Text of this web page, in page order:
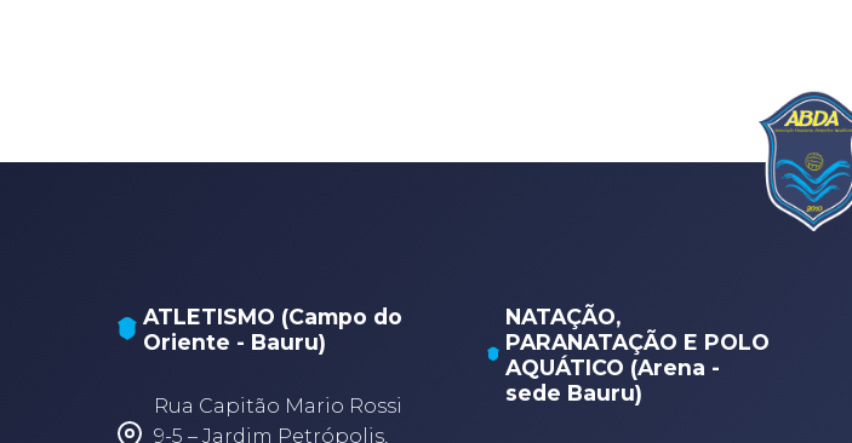
ATLETISMO (Campo do
Oriente - Bauru)
Rua Capitão Mario Rossi
9-5 – Jardim Petrópolis,
NATAÇÃO,
PARANATAÇÃO E POLO
AQUÁTICO (Arena -
sede Bauru)